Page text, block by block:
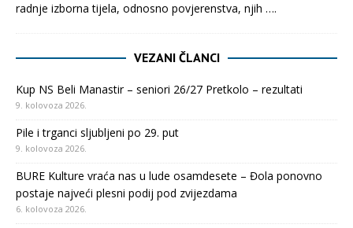
radnje izborna tijela, odnosno povjerenstva, njih ….
VEZANI ČLANCI
Kup NS Beli Manastir – seniori 26/27 Pretkolo – rezultati
9. kolovoza 2026.
Pile i trganci sljubljeni po 29. put
9. kolovoza 2026.
BURE Kulture vraća nas u lude osamdesete – Đola ponovno
postaje najveći plesni podij pod zvijezdama
6. kolovoza 2026.